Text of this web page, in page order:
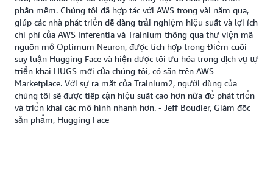
phần mềm. Chúng tôi đã hợp tác với AWS trong vài năm qua,
giúp các nhà phát triển dễ dàng trải nghiệm hiệu suất và lợi ích
chi phí của AWS Inferentia và Trainium thông qua thư viện mã
nguồn mở Optimum Neuron, được tích hợp trong Điểm cuối
suy luận Hugging Face và hiện được tối ưu hóa trong dịch vụ tự
triển khai HUGS mới của chúng tôi, có sẵn trên AWS
Marketplace. Với sự ra mắt của Trainium2, người dùng của
chúng tôi sẽ được tiếp cận hiệu suất cao hơn nữa để phát triển
và triển khai các mô hình nhanh hơn. - Jeff Boudier, Giám đốc
sản phẩm, Hugging Face